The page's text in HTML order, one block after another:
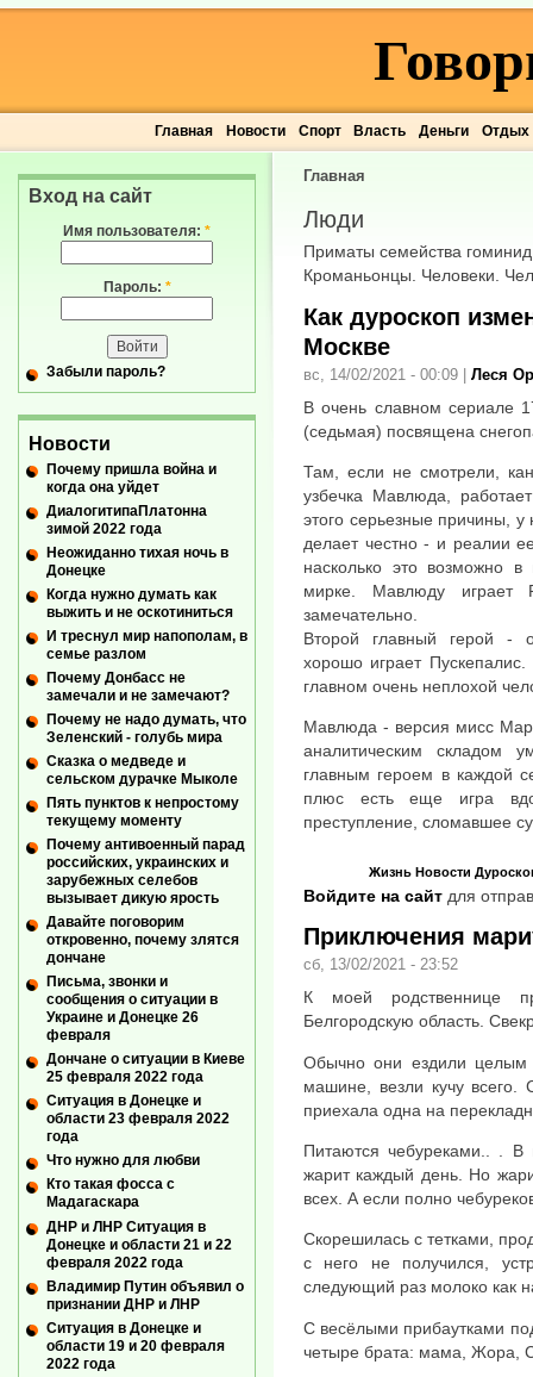
Главная Новости Спорт Власть Деньги Отдых
Главная
Люди
Приматы семейства
Кроманьонцы. Человеки.
Как дуроскоп
Москве
вс, 14/02/2021 - 00:09 | Леся
В очень славном сериале
(седьмая) посвящена
Там, если не смотрели,
узбечка Мавлюда,
этого серьезные причины,
делает честно - и реалии
насколько это возможно в
мирке. Мавлюду играет
замечательно.
Второй главный герой -
хорошо играет
главном очень неплохой
Мавлюда - версия мисс
аналитическим складом
главным героем в каждой
плюс есть еще игра
преступление, сломавшее
Жизнь Новости
Войдите на сайт для
Приключения
сб, 13/02/2021 - 23:52
К моей родственнице
Белгородскую область.
Обычно они ездили
машине, везли кучу всего.
приехала одна на
Питаются чебуреками.. .
жарит каждый день. Но
всех. А если полно
Скорешилась с тетками,
с него не получился,
следующий раз молоко как
С весёлыми прибаутками
четыре брата: мама, Жора,
Вход на сайт
Имя пользователя: *
Пароль: *
Забыли пароль?
Новости
Почему пришла война и
когда она уйдет
ДиалогитипаПлатонна
зимой 2022 года
Неожиданно тихая ночь в
Донецке
Когда нужно думать как
выжить и не оскотиниться
И треснул мир напополам, в
семье разлом
Почему Донбасс не
замечали и не замечают?
Почему не надо думать, что
Зеленский - голубь мира
Сказка о медведе и
сельском дурачке Мыколе
Пять пунктов к непростому
текущему моменту
Почему антивоенный парад
российских, украинских и
зарубежных селебов
вызывает дикую ярость
Давайте поговорим
откровенно, почему злятся
дончане
Письма, звонки и
сообщения о ситуации в
Украине и Донецке 26
февраля
Дончане о ситуации в Киеве
25 февраля 2022 года
Ситуация в Донецке и
области 23 февраля 2022
года
Что нужно для любви
Кто такая фосса с
Мадагаскара
ДНР и ЛНР Ситуация в
Донецке и области 21 и 22
февраля 2022 года
Владимир Путин объявил о
признании ДНР и ЛНР
Ситуация в Донецке и
области 19 и 20 февраля
2022 года